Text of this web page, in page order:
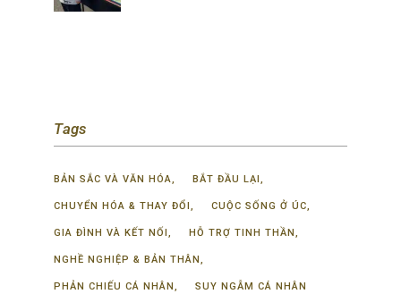
Tags
BẢN SẮC VÀ VĂN HÓA BẮT ĐẦU LẠI
CHUYỂN HÓA & THAY ĐỔI CUỘC SỐNG Ở ÚC
GIA ĐÌNH VÀ KẾT NỐI HỖ TRỢ TINH THẦN
NGHỀ NGHIỆP & BẢN THÂN
PHẢN CHIẾU CÁ NHÂN SUY NGẪM CÁ NHÂN